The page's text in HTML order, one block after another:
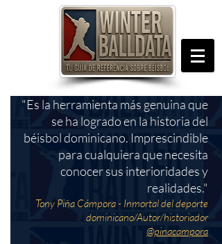
"Es la herramienta más genuina que
se ha logrado en la historia del
béisbol dominicano. Imprescindible
para cualquiera que necesita
conocer sus interioridades y
realidades."
Tony Piña Cámpora - Inmortal del deporte
dominicano/Autor/historiador
@pinacampora